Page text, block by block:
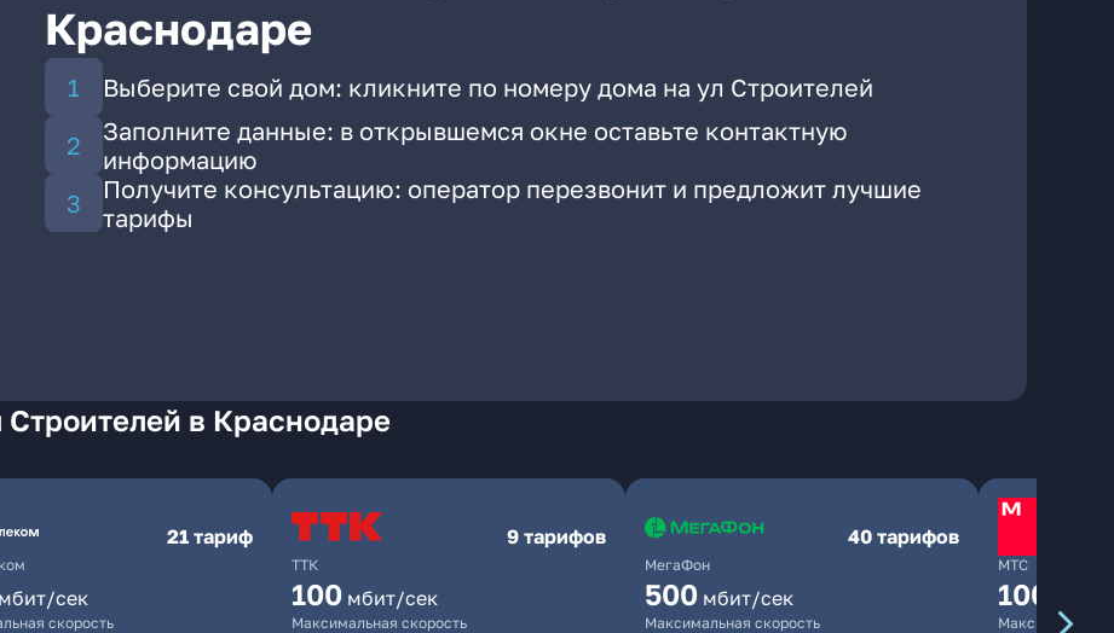
Краснодаре
Выберите свой дом: кликните по номеру дома на ул Строителей
Заполните данные: в открывшемся окне оставьте контактную
информацию
Получите консультацию: оператор перезвонит и предложит лучшие
тарифы
в Краснодаре
21 тариф
мбит/сек
скорость
ТТК
9 тарифов
100 мбит/сек
Максимальная скорость
МегаФон
40 тарифов
500 мбит/сек
Максимальная скорость
МТС
1000
Максимальная